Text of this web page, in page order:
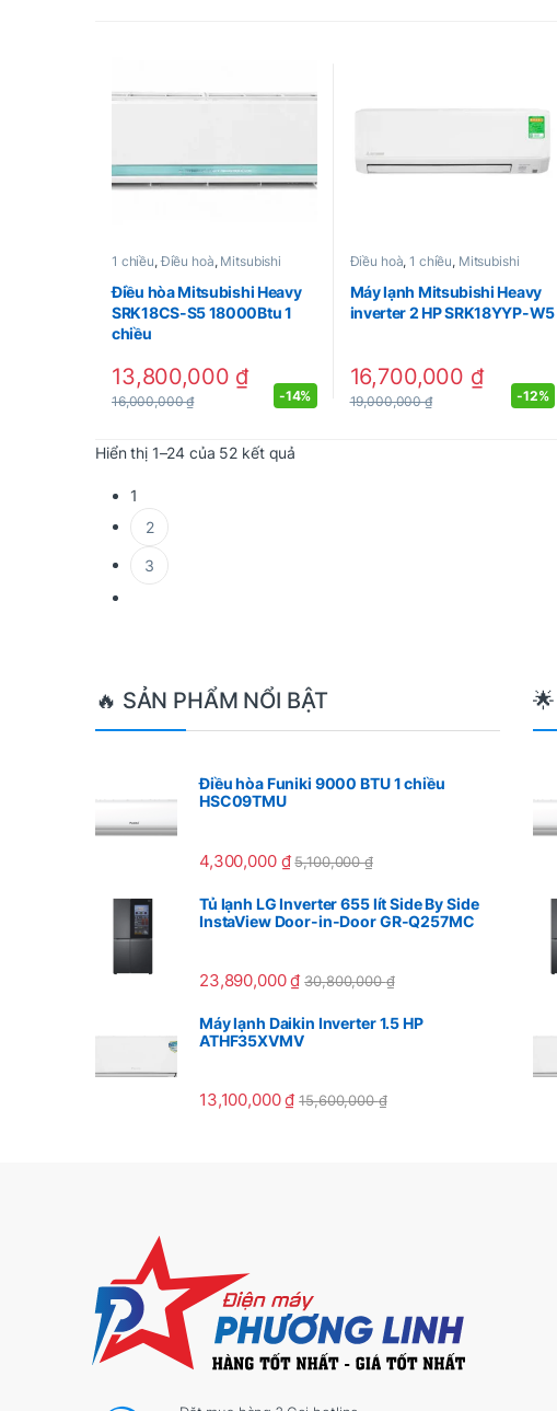
1 chiều,Điều hoà, Mitsubishi
Điều hòa Mitsubishi Heavy
SRK18CS-S5 18000Btu 1
chiều
13,800,000 ₫
16,000,000₫ -14%
Điều hoà,1 chiều, Mitsubishi
Máy lạnh Mitsubishi Heavy
inverter 2 HP SRK18YYP-W5
16,700,000 ₫
19,000,000₫ -12%
Hiển thị 1–24 của 52 kết quả
1
2
3
Brands Carousel
🔥 SẢN PHẨM NỔI BẬT
Điều hòa Funiki 9000 BTU 1 chiều
HSC09TMU
4,300,000 ₫ 5,100,000₫
Tủ lạnh LG Inverter 655 lít Side By Side
InstaView Door-in-Door GR-Q257MC
23,890,000₫ 30,800,000₫
Máy lạnh Daikin Inverter 1.5 HP
ATHF35XVMV
13,100,000₫ 15,600,000₫